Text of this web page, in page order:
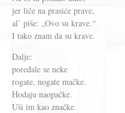
jer liče na prasiće prave,
al’ piše: „Ovo su krave.“
I tako znam da su krave.
Dalje:
poređale se neke
rogate, nogate mačke.
Hodaju naopačke.
Uši im kao značke.